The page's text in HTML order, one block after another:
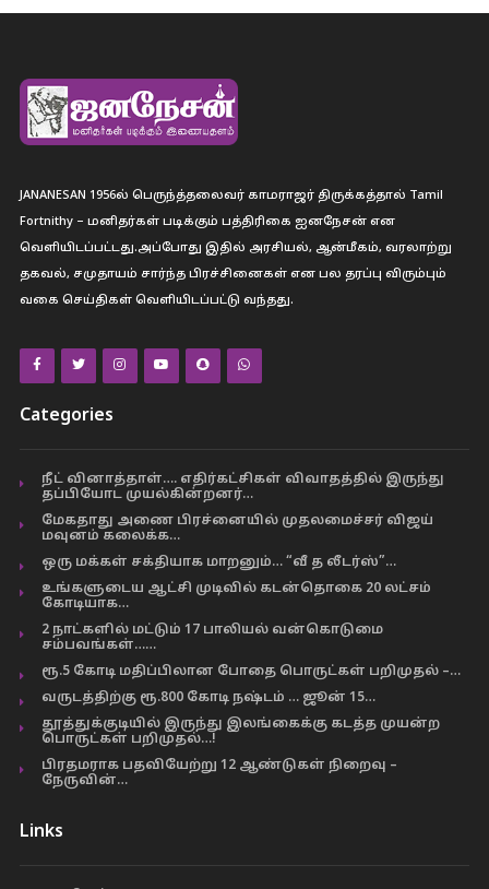
JANANESAN 1956ல் பெருந்த்தலைவர் காமராஜர் திருக்கத்தால் Tamil
Fortnithy – மனிதர்கள் படிக்கும் பத்திரிகை ஐனநேசன் என
வெளியிடப்பட்டது.அப்போது இதில் அரசியல், ஆன்மீகம், வரலாற்று
தகவல், சமுதாயம் சார்ந்த பிரச்சினைகள் என பல தரப்பு விரும்பும்
வகை செய்திகள் வெளியிடப்பட்டு வந்தது.
Categories
நீட் வினாத்தாள்…. எதிர்கட்சிகள் விவாதத்தில் இருந்து
தப்பியோட முயல்கின்றனர்…
மேகதாது அணை பிரச்னையில் முதலமைச்சர் விஜய்
மவுனம் கலைக்க…
ஒரு மக்கள் சக்தியாக மாறனும்… “வீ த லீடர்ஸ்”…
உங்களுடைய ஆட்சி முடிவில் கடன்தொகை 20 லட்சம்
கோடியாக…
2 நாட்களில் மட்டும் 17 பாலியல் வன்கொடுமை
சம்பவங்கள்……
ரூ.5 கோடி மதிப்பிலான போதை பொருட்கள் பறிமுதல் –…
வருடத்திற்கு ரூ.800 கோடி நஷ்டம் … ஜூன் 15…
தூத்துக்குடியில் இருந்து இலங்கைக்கு கடத்த முயன்ற
பொருட்கள் பறிமுதல்…!
பிரதமராக பதவியேற்று 12 ஆண்டுகள் நிறைவு –
நேருவின்…
Links